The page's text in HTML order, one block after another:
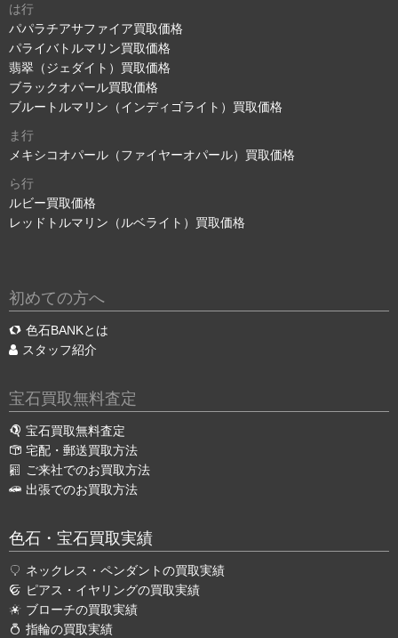
は行
パパラチアサファイア買取価格
パライバトルマリン買取価格
翡翠（ジェダイト）買取価格
ブラックオパール買取価格
ブルートルマリン（インディゴライト）買取価格
ま行
メキシコオパール（ファイヤーオパール）買取価格
ら行
ルビー買取価格
レッドトルマリン（ルベライト）買取価格
初めての方へ
色石BANKとは
スタッフ紹介
宝石買取無料査定
宝石買取無料査定
宅配・郵送買取方法
ご来社でのお買取方法
出張でのお買取方法
色石・宝石買取実績
ネックレス・ペンダントの買取実績
ピアス・イヤリングの買取実績
ブローチの買取実績
指輪の買取実績